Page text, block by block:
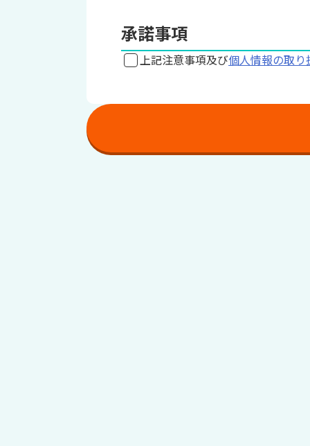
承諾事項
上記注意事項及び個人情報の取り